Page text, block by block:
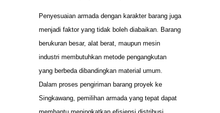
Penyesuaian armada dengan karakter barang juga
menjadi faktor yang tidak boleh diabaikan. Barang
berukuran besar, alat berat, maupun mesin
industri membutuhkan metode pengangkutan
yang berbeda dibandingkan material umum.
Dalam proses pengiriman barang proyek ke
Singkawang, pemilihan armada yang tepat dapat